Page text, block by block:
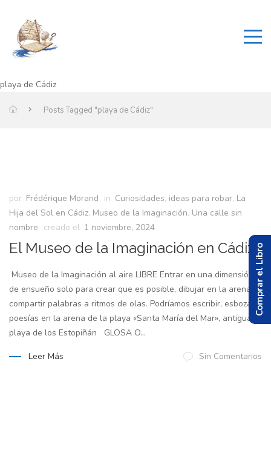
playa de Cádiz
Posts Tagged "playa de Cádiz"
por Frédérique Morand in Curiosidades, ideas para robar, La
Hija del Sol en Cádiz, Museo de la Imaginación, Una calle sin
nombre creado el 1 noviembre, 2024
El Museo de la Imaginación en Cádiz
Museo de la Imaginación al aire LIBRE Entrar en una dimensión
de ensueño solo para crear que es posible, dibujar en la arena,
compartir palabras a ritmos de olas. Podríamos escribir, esbozar
poesías en la arena de la playa «Santa María del Mar», antigua
playa de los Estopiñán GLOSA O...
Leer Más Sin Comentarios
Comprar el Libro